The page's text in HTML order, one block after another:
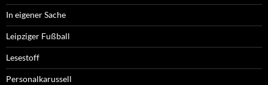
In eigener Sache
Leipziger Fußball
Lesestoff
Personalkarussell